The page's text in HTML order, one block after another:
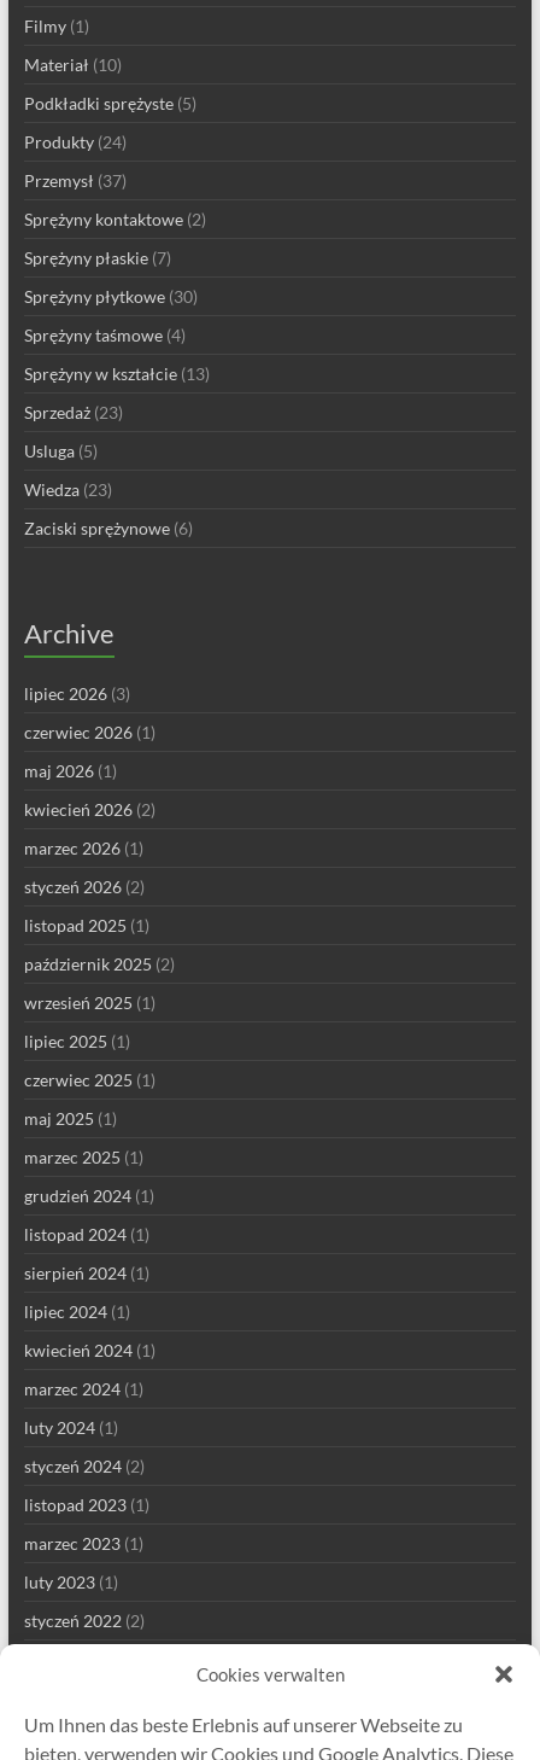
Cookies verwalten
Um Ihnen das beste Erlebnis auf unserer Webseite zu
bieten, verwenden wir Cookies und Google Analytics. Diese
Filmy(1)
Materiał (10)
Podkładki sprężyste(5)
Produkty(24)
Przemysł (37)
Sprężyny kontaktowe(2)
Sprężyny płaskie(7)
Sprężyny płytkowe(30)
Sprężyny taśmowe(4)
Sprężyny w kształcie(13)
Sprzedaż(23)
Usluga(5)
Wiedza(23)
Zaciski sprężynowe(6)
Archive
lipiec 2026(3)
czerwiec 2026(1)
maj 2026(1)
kwiecień 2026(2)
marzec 2026(1)
styczeń 2026(2)
listopad 2025 (1)
październik 2025 (2)
wrzesień 2025 (1)
lipiec 2025 (1)
czerwiec 2025 (1)
maj 2025 (1)
marzec 2025 (1)
grudzień 2024(1)
listopad 2024(1)
sierpień 2024(1)
lipiec 2024(1)
kwiecień 2024(1)
marzec 2024(1)
luty 2024(1)
styczeń 2024(2)
listopad 2023(1)
marzec 2023(1)
luty 2023(1)
styczeń 2022(2)
sierpień 2021(4)